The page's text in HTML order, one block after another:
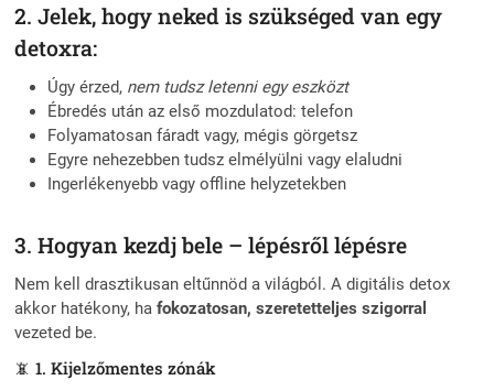
2. Jelek, hogy neked is szükséged van egy
detoxra:
Úgy érzed, nem tudsz letenni egy eszközt
Ébredés után az első mozdulatod: telefon
Folyamatosan fáradt vagy, mégis görgetsz
Egyre nehezebben tudsz elmélyülni vagy elaludni
Ingerlékenyebb vagy offline helyzetekben
3. Hogyan kezdj bele – lépésről lépésre
Nem kell drasztikusan eltűnnöd a világból. A digitális detox
akkor hatékony, hafokozatosan, szeretetteljes szigorral
vezeted be.
📵 1. Kijelzőmentes zónák